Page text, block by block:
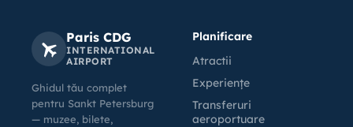
Paris CDG
INTERNATIONAL
AIRPORT
Ghidul tău complet
pentru Sankt Petersburg
— muzee, bilete,
Planificare
Atractii
Experiențe
Transferuri
aeroportuare